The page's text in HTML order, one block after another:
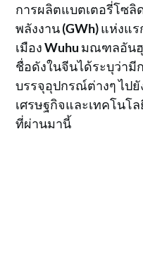
การผลิตแบตเตอรี่โซลิ
พลังงาน(GWh)แห่งแร
เมืองWuhu มณฑลอันฮุ
ชื่อดังในจีนได้ระบุว่ามี
บรรจุอุปกรณ์ต่างๆ ไป
เศรษฐกิจและเทคโนโ
ที่ผ่านมานี้